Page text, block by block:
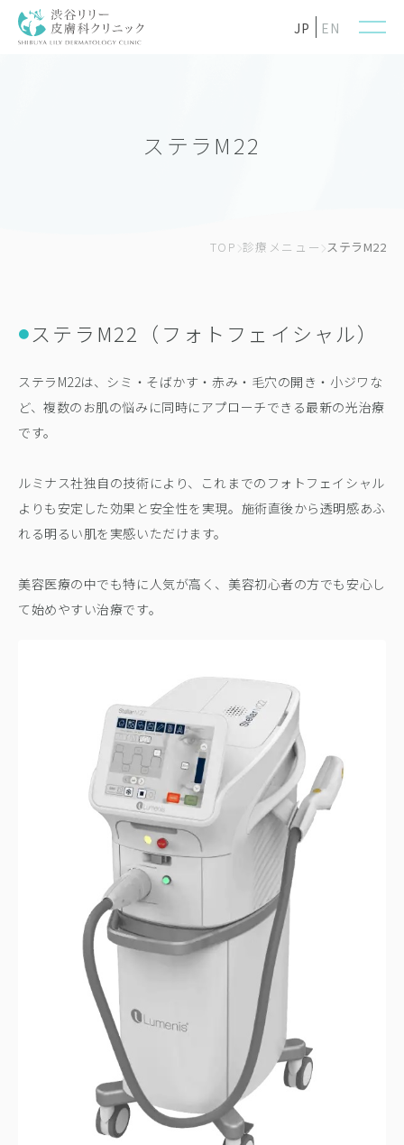
JP EN
ステラM22
TOP 診療メニュー ステラM22
● ステラM22（フォトフェイシャル）
ステラM22は、シミ・そばかす・赤み・毛穴の開き・小ジワな
ど、複数のお肌の悩みに同時にアプローチできる最新の光治療
です。
ルミナス社独自の技術により、これまでのフォトフェイシャル
よりも安定した効果と安全性を実現。施術直後から透明感あふ
れる明るい肌を実感いただけます。
美容医療の中でも特に人気が高く、美容初心者の方でも安心し
て始めやすい治療です。